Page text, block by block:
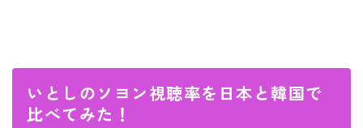
いとしのソヨン視聴率を日本と韓国で
比べてみた！